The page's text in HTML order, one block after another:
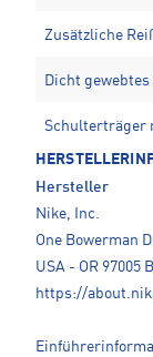
Zusätzliche
Dicht
Schulterträger
Hersteller
Nike, Inc.
One Bowerman
USA - OR 97005
https://